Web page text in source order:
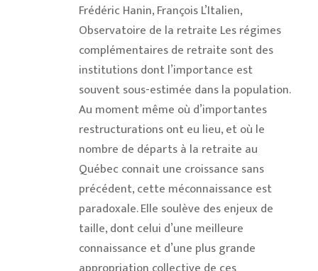
Frédéric Hanin, François L’Italien,
Observatoire de la retraite Les régimes
complémentaires de retraite sont des
institutions dont l’importance est
souvent sous-estimée dans la population.
Au moment même où d’importantes
restructurations ont eu lieu, et où le
nombre de départs à la retraite au
Québec connait une croissance sans
précédent, cette méconnaissance est
paradoxale. Elle soulève des enjeux de
taille, dont celui d’une meilleure
connaissance et d’une plus grande